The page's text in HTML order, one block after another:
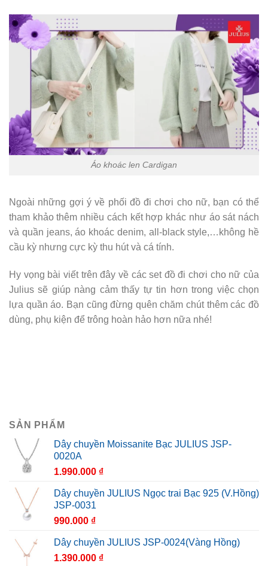
Áo khoác len Cardigan
Ngoài những gợi ý về phối đồ đi chơi cho nữ, bạn có thể
tham khảo thêm nhiều cách kết hợp khác như áo sát nách
và quần jeans, áo khoác denim, all-black style,…không hề
cầu kỳ nhưng cực kỳ thu hút và cá tính.
Hy vọng bài viết trên đây về các set đồ đi chơi cho nữ của
Julius sẽ giúp nàng cảm thấy tự tin hơn trong việc chọn
lựa quần áo. Bạn cũng đừng quên chăm chút thêm các đồ
dùng, phụ kiện để trông hoàn hảo hơn nữa nhé!
SẢN PHẨM
Dây chuyền Moissanite Bạc JULIUS JSP-
0020A
1.990.000 ₫
Dây chuyền JULIUS Ngọc trai Bạc 925 (V.Hồng)
JSP-0031
990.000 ₫
Dây chuyền JULIUS JSP-0024(Vàng Hồng)
1.390.000 ₫